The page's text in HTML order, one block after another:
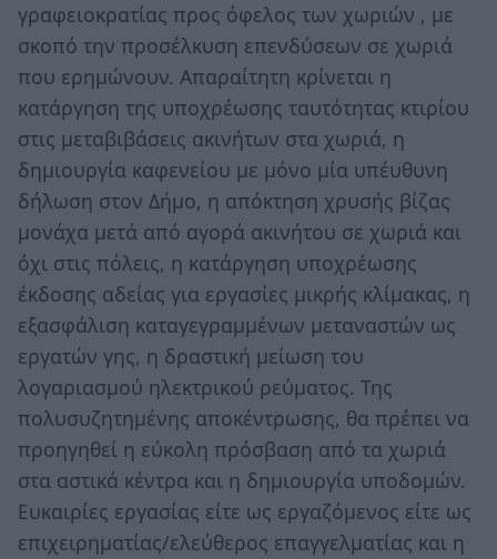
γραφειοκρατίας προς όφελος των χωριών , με
σκοπό την προσέλκυση επενδύσεων σε χωριά
που ερημώνουν. Απαραίτητη κρίνεται η
κατάργηση της υποχρέωσης ταυτότητας κτιρίου
στις μεταβιβάσεις ακινήτων στα χωριά, η
δημιουργία καφενείου με μόνο μία υπέυθυνη
δήλωση στον Δήμο, η απόκτηση χρυσής βίζας
μονάχα μετά από αγορά ακινήτου σε χωριά και
όχι στις πόλεις, η κατάργηση υποχρέωσης
έκδοσης αδείας για εργασίες μικρής κλίμακας, η
εξασφάλιση καταγεγραμμένων μεταναστών ως
εργατών γης, η δραστική μείωση του
λογαριασμού ηλεκτρικού ρεύματος. Της
πολυσυζητημένης αποκέντρωσης, θα πρέπει να
προηγηθεί η εύκολη πρόσβαση από τα χωριά
στα αστικά κέντρα και η δημιουργία υποδομών.
Ευκαιρίες εργασίας είτε ως εργαζόμενος είτε ως
επιχειρηματίας/ελεύθερος επαγγελματίας και η